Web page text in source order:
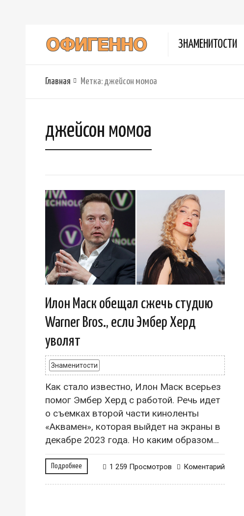
ЗНАМЕНИТОСТИ
Главная Метка: джейсон момоа
джейсон момоа
Илон Маск обещал сжечь студию
Warner Bros., если Эмбер Херд
уволят
Знаменитости
Как стало известно, Илон Маск всерьез
помог Эмбер Херд с работой. Речь идет
о съемках второй части киноленты
«Аквамен», которая выйдет на экраны в
декабре 2023 года. Но каким образом...
Подробнее Коментарий
1 259 Просмотров